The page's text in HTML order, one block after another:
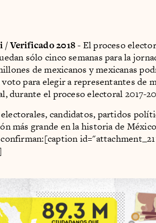
Verificado 2018- El proceso
sólo cinco semanas para la
de mexicanos y mexicanas
para elegir a representantes de
durante el proceso electoral 2017-
candidatos, partidos
más grande en la historia de